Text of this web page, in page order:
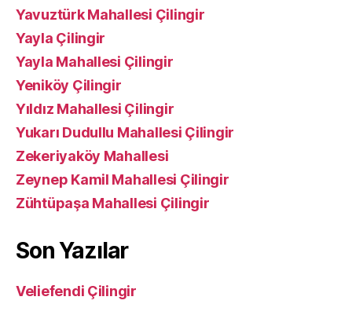
Yavuztürk Mahallesi Çilingir
Yayla Çilingir
Yayla Mahallesi Çilingir
Yeniköy Çilingir
Yıldız Mahallesi Çilingir
Yukarı Dudullu Mahallesi Çilingir
Zekeriyaköy Mahallesi
Zeynep Kamil Mahallesi Çilingir
Zühtüpaşa Mahallesi Çilingir
Son Yazılar
Veliefendi Çilingir